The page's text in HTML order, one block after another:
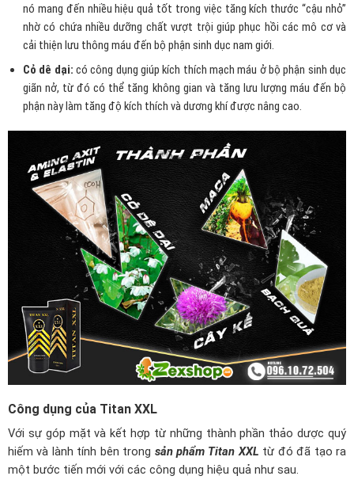
nó mang đến nhiều hiệu quả tốt trong việc tăng kích thước “cậu nhỏ”
nhờ có chứa nhiều dưỡng chất vượt trội giúp phục hồi các mô cơ và
cải thiện lưu thông máu đến bộ phận sinh dục nam giới.
Cỏ dê dại: có công dụng giúp kích thích mạch máu ở bộ phận sinh dục
giãn nở, từ đó có thể tăng không gian và tăng lưu lượng máu đến bộ
phận này làm tăng độ kích thích và dương khí được nâng cao.
Công dụng của Titan XXL
Với sự góp mặt và kết hợp từ những thành phần thảo dược quý
hiếm và lành tính bên trong sản phẩm Titan XXL từ đó đã tạo ra
một bước tiến mới với các công dụng hiệu quả như sau.